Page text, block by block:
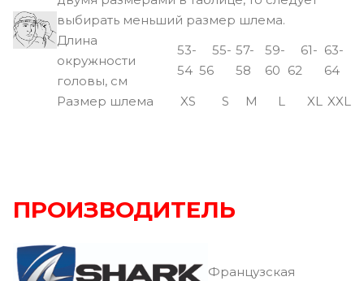
выбирать меньший размер шлема.
Длина
окружности
головы, см
53-
54
55-
56
57-
58
59-
60
61-
62
63-
64
Размер шлема
XS S M L XL XXL
ПРОИЗВОДИТЕЛЬ
Французская